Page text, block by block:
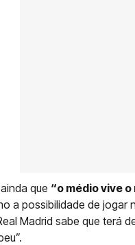
que “o médio vive
a possibilidade de jogar
Madrid sabe que terá